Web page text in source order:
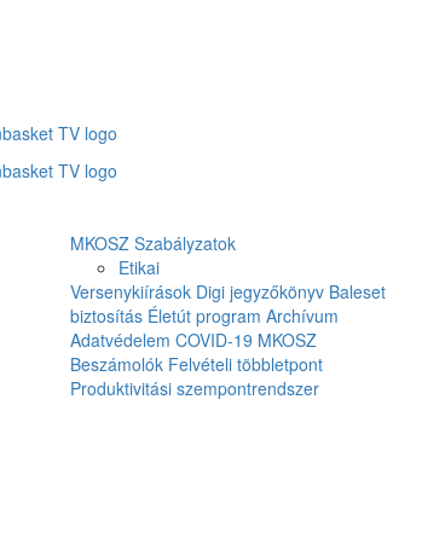
MKOSZ Szabályzatok
Etikai
Versenykiírások Digi jegyzőkönyv Baleset
biztosítás Életút program Archívum
Adatvédelem COVID-19 MKOSZ
Beszámolók Felvételi többletpont
Produktivitási szempontrendszer